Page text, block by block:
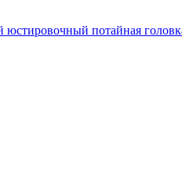
потайная